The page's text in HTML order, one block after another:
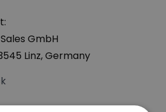
GmbH
Linz, Germany